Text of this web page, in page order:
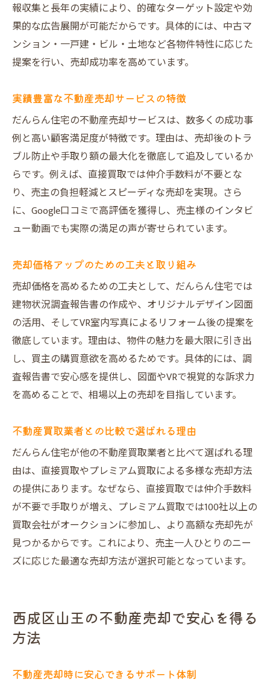
報収集と長年の実績により、的確なターゲット設定や効
果的な広告展開が可能だからです。具体的には、中古マ
ンション・一戸建・ビル・土地など各物件特性に応じた
提案を行い、売却成功率を高めています。
実績豊富な不動産売却サービスの特徴
だんらん住宅の不動産売却サービスは、数多くの成功事
例と高い顧客満足度が特徴です。理由は、売却後のトラ
ブル防止や手取り額の最大化を徹底して追及しているか
らです。例えば、直接買取では仲介手数料が不要とな
り、売主の負担軽減とスピーディな売却を実現。さら
に、Google口コミで高評価を獲得し、売主様のインタビ
ュー動画でも実際の満足の声が寄せられています。
売却価格アップのための工夫と取り組み
売却価格を高めるための工夫として、だんらん住宅では
建物状況調査報告書の作成や、オリジナルデザイン図面
の活用、そしてVR室内写真によるリフォーム後の提案を
徹底しています。理由は、物件の魅力を最大限に引き出
し、買主の購買意欲を高めるためです。具体的には、調
査報告書で安心感を提供し、図面やVRで視覚的な訴求力
を高めることで、相場以上の売却を目指しています。
不動産買取業者との比較で選ばれる理由
だんらん住宅が他の不動産買取業者と比べて選ばれる理
由は、直接買取やプレミアム買取による多様な売却方法
の提供にあります。なぜなら、直接買取では仲介手数料
が不要で手取りが増え、プレミアム買取では100社以上の
買取会社がオークションに参加し、より高額な売却先が
見つかるからです。これにより、売主一人ひとりのニー
ズに応じた最適な売却方法が選択可能となっています。
西成区山王の不動産売却で安心を得る
方法
不動産売却時に安心できるサポート体制